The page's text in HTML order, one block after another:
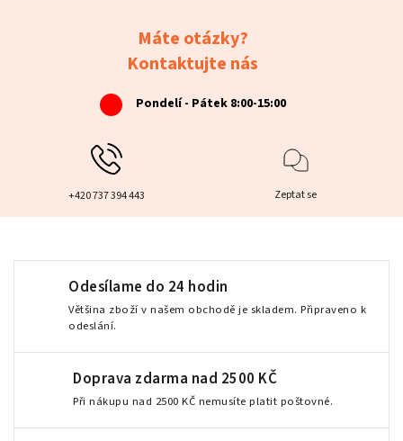
Máte otázky?
Kontaktujte nás
Pondelí - Pátek 8:00-15:00
+420 737 394 443 Zeptat se
Odesílame do 24 hodin
Většina zboží v našem obchodě je skladem. Připraveno k
odeslání.
Doprava zdarma nad 2500 KČ
Při nákupu nad 2500 KČ nemusíte platit poštovné.